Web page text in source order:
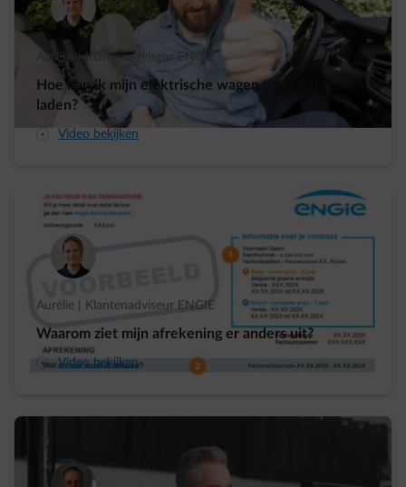
Aurélie | Klantenadviseur ENGIE
Hoe kan ik mijn elektrische wagen thuis optimaal
laden?
arrow-play-fwd Video bekijken
Aurélie | Klantenadviseur ENGIE
Waarom ziet mijn afrekening er anders uit?
arrow-play-fwd Video bekijken